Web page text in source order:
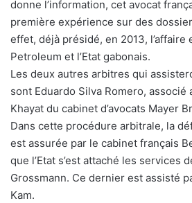
donne l’information, cet avocat
première expérience sur des
effet, déjà présidé, en 2013, l’affaire
Petroleum et l’Etat gabonais.
Les deux autres arbitres qui
sont Eduardo Silva Romero, associé
Khayat du cabinet d’avocats Mayer
Dans cette procédure arbitrale, la
est assurée par le cabinet français
que l’Etat s’est attaché les services
Grossmann. Ce dernier est assisté
Kam.